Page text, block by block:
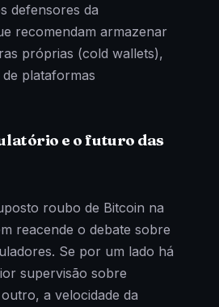
defensores da
recomendam armazenar
próprias (cold wallets),
plataformas
e o futuro das
roubo de Bitcoin na
reacende o debate sobre
Se por um lado há
supervisão sobre
a velocidade da